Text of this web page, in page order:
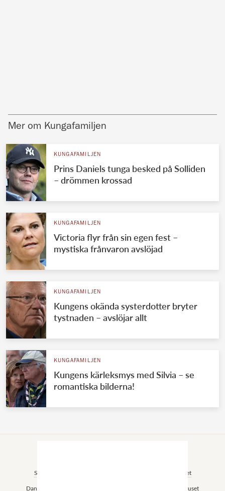
Mer om Kungafamiljen
KUNGAFAMILJEN
Prins Daniels tunga besked på Solliden
– drömmen krossad
KUNGAFAMILJEN
Victoria flyr från sin egen fest –
mystiska frånvaron avslöjad
KUNGAFAMILJEN
Kungens okända systerdotter bryter
tystnaden – avslöjar allt
KUNGAFAMILJEN
Kungens kärleksmys med Silvia – se
romantiska bilderna!
Svenska kungahuset Norska kungahuset
Danska kungahuset Nederländska kungahuset